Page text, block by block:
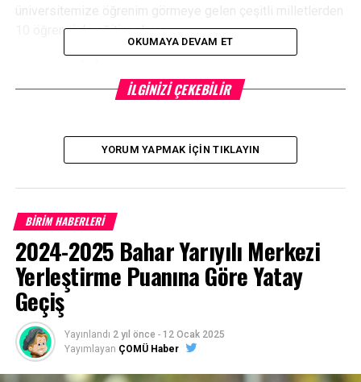
üniversitemize öğrenim görmeye gelen çeşitli milletlerden
10 öğrenci de eğitim alıyor.
Facebook
Mastodon
Email
Share
İLIŞKILI BAŞLIKLAR:
Yeni Yıl Falcılığı
KAÇIRMAYIN
Bakan Dinçer Eğitim Süresine Nokta Koydu
OKUMAYA DEVAM ET
İLGINIZI ÇEKEBILIR
YORUM YAPMAK İÇIN TIKLAYIN
BİRİM HABERLERİ
2024-2025 Bahar Yarıyılı Merkezi
Yerleştirme Puanına Göre Yatay
Geçiş
Yayınlandı 2 yıl önce - 12 Ocak 2025
Yayımlayan ÇOMÜ Haber